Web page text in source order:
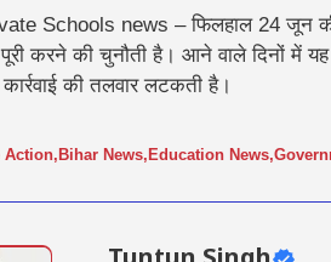
Schools news – फिलहाल 24 जून
करने की चुनौती है। आने वाले दिनों में
की तलवार लटकती है।
Action, Bihar News, Education News,